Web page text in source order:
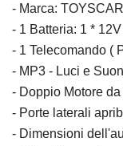
- Marca:
- 1 Batteria: 1 *
- 1 Telecomando (
- MP3 - Luci e
- Doppio Motore
- Porte laterali
- Dimensioni